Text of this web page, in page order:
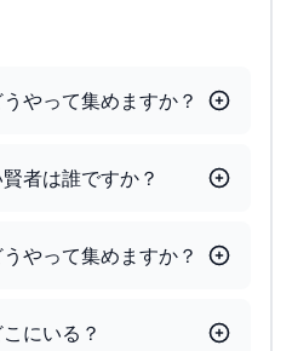
やって集めますか？
者は誰ですか？
やって集めますか？
にいる？